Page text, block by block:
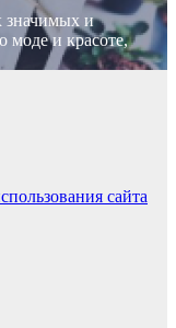
значимых и
моде и красоте,
сайта